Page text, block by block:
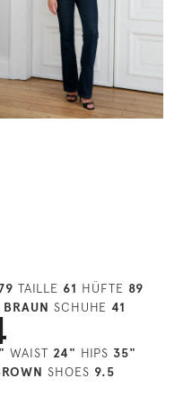
TAILLE 61 HÜFTE 89
BRAUN SCHUHE 41
WAIST 24" HIPS 35"
SHOES 9.5